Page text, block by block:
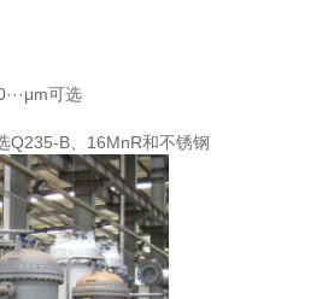
可选
B、16MnR和不锈钢